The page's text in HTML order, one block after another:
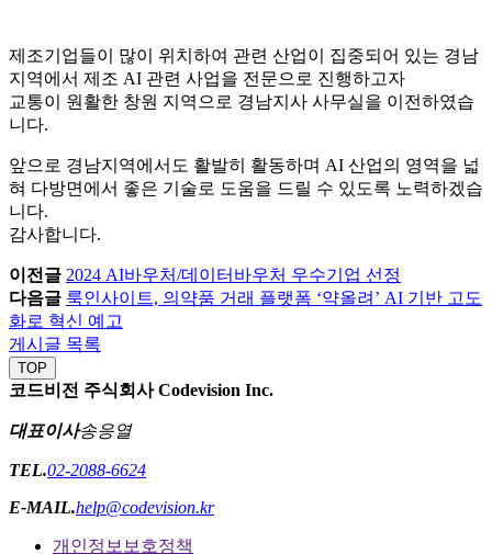
제조기업들이 많이 위치하여 관련 산업이 집중되어 있는 경남
지역에서 제조 AI 관련 사업을 전문으로 진행하고자
교통이 원활한 창원 지역으로 경남지사 사무실을 이전하였습
니다.
앞으로 경남지역에서도 활발히 활동하며 AI 산업의 영역을 넓
혀 다방면에서 좋은 기술로 도움을 드릴 수 있도록 노력하겠습
니다.
감사합니다.
이전글 2024 AI바우처/데이터바우처 우수기업 선정
다음글 룩인사이트, 의약품 거래 플랫폼 ‘약올려’ AI 기반 고도
화로 혁신 예고
게시글 목록
TOP
코드비전 주식회사 Codevision Inc.
대표이사송응열
TEL.02-2088-6624
E-MAIL.help@codevision.kr
개인정보보호정책